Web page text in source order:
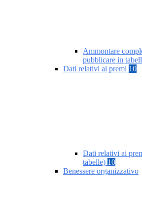
Ammontare
pubblicare in
Dati relativi ai premi 10
Dati relativi ai
tabelle) 10
Benessere organizzativo